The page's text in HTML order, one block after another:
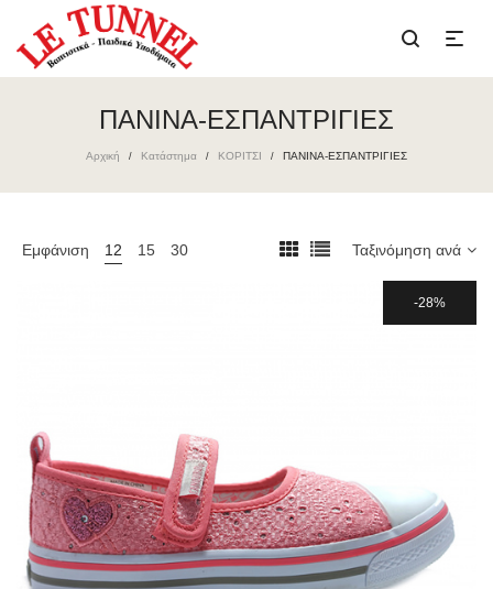
ΠΑΝΙΝΑ-ΕΣΠΑΝΤΡΙΓΙΕΣ
Αρχική / Κατάστημα / ΚΟΡΙΤΣΙ / ΠΑΝΙΝΑ-ΕΣΠΑΝΤΡΙΓΙΕΣ
Εμφάνιση 12 15 30 Ταξινόμηση ανά
28%